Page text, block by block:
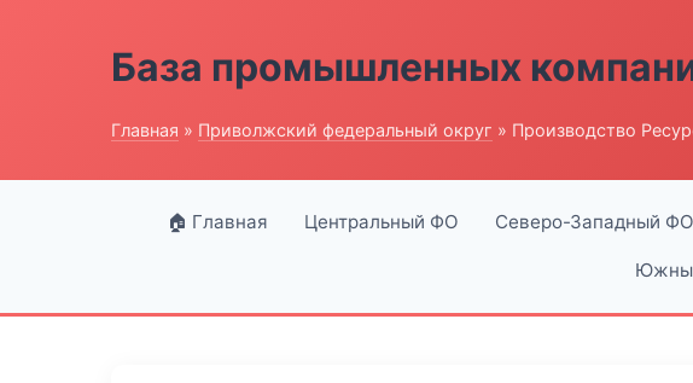
База промышленных
Главная » Приволжский федеральный округ » Производство
🏠 Главная Центральный ФО Северо-Западный ФО